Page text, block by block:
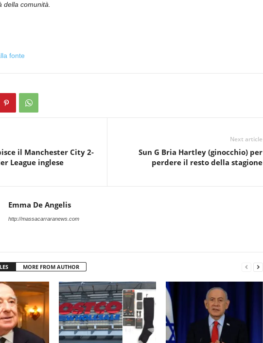
della comunità.
fonte
il Manchester City 2-
League inglese
Next article
Sun G Bria Hartley (ginocchio) per
perdere il resto della stagione
Emma De Angelis
http://massacarraranews.com
MORE FROM AUTHOR